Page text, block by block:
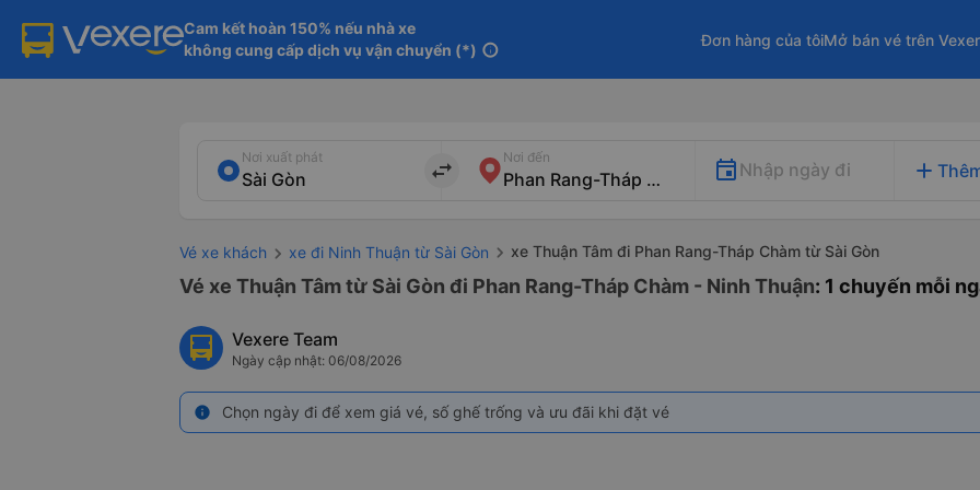
Cam kết hoàn 150% nếu nhà xe
không cung cấp dịch vụ vận chuyển (*) info
Đơn hàng của tôiMở bán vé trên
Nơi xuất phát
import_export
Nơi đến
Nhập ngày đi add
Vé xe khách xe đi Ninh Thuận từ Sài Gòn xe Thuận Tâm đi Phan Rang-Tháp Chàm từ Sài Gòn
Vé xe Thuận Tâm từ Sài Gòn đi Phan Rang-Tháp Chàm - Ninh Thuận: 1 chuyến mỗi
Vexere Team
Ngày cập nhật: 06/08/2026
info Chọn ngày đi để xem giá vé, số ghế trống và ưu đãi khi đặt vé